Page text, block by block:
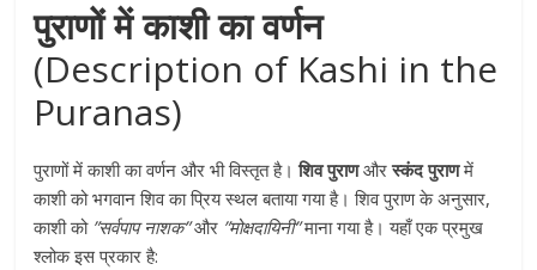
पुराणों में काशी का वर्णन
(Description of Kashi in the
Puranas)
पुराणों में काशी का वर्णन और भी विस्तृत है।शिव पुराणऔरस्कंद पुराणमें
काशी को भगवान शिव का प्रिय स्थल बताया गया है। शिव पुराण के अनुसार,
काशी को ”सर्वपाप नाशक”और ”मोक्षदायिनी”माना गया है। यहाँ एक प्रमुख
श्लोक इस प्रकार है: